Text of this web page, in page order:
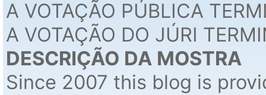
A VOTAÇÃO PÚBLICA
A VOTAÇÃO DO JÚRI
DESCRIÇÃO DA MOSTRA
Since 2007 this blog is